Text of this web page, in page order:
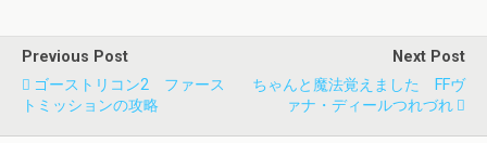
Previous Post
ゴーストリコン2 ファース
トミッションの攻略
Next Post
ちゃんと魔法覚えました FFヴ
ァナ・ディールつれづれ